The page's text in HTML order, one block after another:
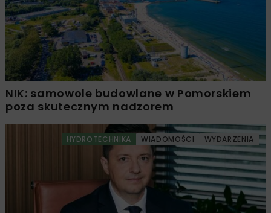
NIK: samowole budowlane w Pomorskiem
poza skutecznym nadzorem
HYDROTECHNIKA WIADOMOŚCI WYDARZENIA